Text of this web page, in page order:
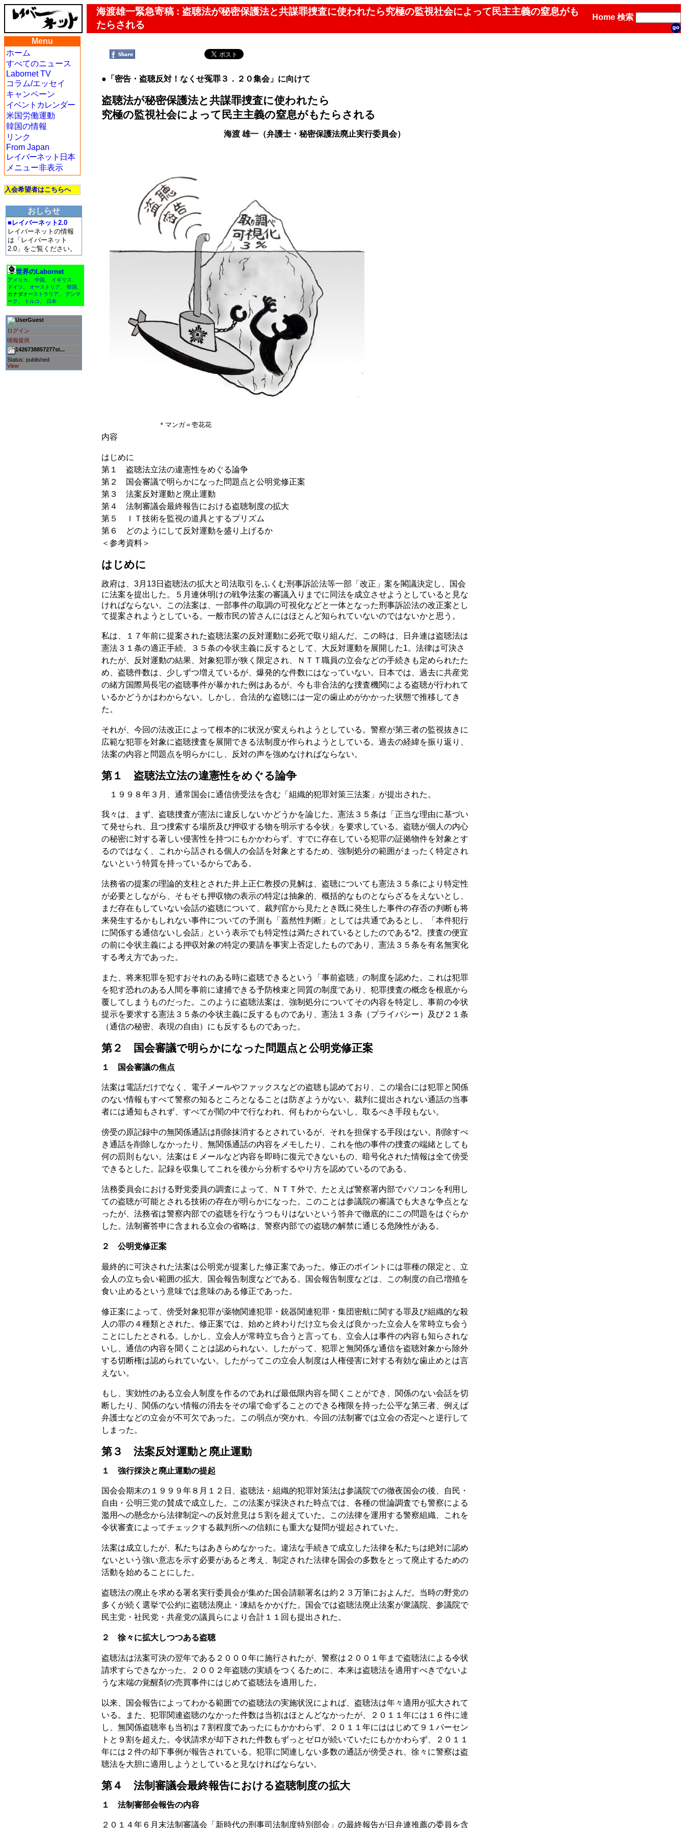
海渡雄一緊急寄稿 : 盗聴法が秘密保護法と共謀罪捜査に使われたら究極の監視社会によって民主主義の窒息がも
たらされる
Home 検索
Menu
ホーム
すべてのニュース
Labornet TV
コラム/エッセイ
キャンペーン
イベントカレンダー
米国労働運動
韓国の情報
リンク
From Japan
レイバーネット日本
メニュー非表示
入会希望者はこちらへ
おしらせ
■レイバーネット2.0
レイバーネットの情報
は「レイバーネット
2.0」をご覧ください。
世界のLabornet
アメリカ 中国 イギリス
ドイツ
オーストリア 韓国
カナダオーストラリア
デンマ
ーク
トルコ 日本
Guest
ログイン
情報提供
1426738857277st...
Status: published
View
●「密告・盗聴反対！なくせ冤罪３．２０集会」に向けて
盗聴法が秘密保護法と共謀罪捜査に使われたら
究極の監視社会によって民主主義の窒息がもたらされる
海渡 雄一（弁護士・秘密保護法廃止実行委員会）
＊マンガ＝壱花花
内容
はじめに
第１ 盗聴法立法の違憲性をめぐる論争
第２ 国会審議で明らかになった問題点と公明党修正案
第３ 法案反対運動と廃止運動
第４ 法制審議会最終報告における盗聴制度の拡大
第５ ＩＴ技術を監視の道具とするプリズム
第６ どのようにして反対運動を盛り上げるか
＜参考資料＞
はじめに
政府は、3月13日盗聴法の拡大と司法取引をふくむ刑事訴訟法等一部「改正」案を閣議決定し、国会
に法案を提出した。５月連休明けの戦争法案の審議入りまでに同法を成立させようとしていると見な
ければならない。この法案は、一部事件の取調の可視化などと一体となった刑事訴訟法の改正案とし
て提案されようとしている。一般市民の皆さんにはほとんど知られていないのではないかと思う。
私は、１７年前に提案された盗聴法案の反対運動に必死で取り組んだ。この時は、日弁連は盗聴法は
憲法３１条の適正手続、３５条の令状主義に反するとして、大反対運動を展開した1。法律は可決さ
れたが、反対運動の結果、対象犯罪が狭く限定され、ＮＴＴ職員の立会などの手続きも定められたた
め、盗聴件数は、少しずつ増えているが、爆発的な件数にはなっていない。日本では、過去に共産党
の緒方国際局長宅の盗聴事件が暴かれた例はあるが、今も非合法的な捜査機関による盗聴が行われて
いるかどうかはわからない。しかし、合法的な盗聴には一定の歯止めがかかった状態で推移してき
た。
それが、今回の法改正によって根本的に状況が変えられようとしている。警察が第三者の監視抜きに
広範な犯罪を対象に盗聴捜査を展開できる法制度が作られようとしている。過去の経緯を振り返り、
法案の内容と問題点を明らかにし、反対の声を強めなければならない。
第１ 盗聴法立法の違憲性をめぐる論争
１９９８年３月、通常国会に通信傍受法を含む「組織的犯罪対策三法案」が提出された。
我々は、まず、盗聴捜査が憲法に違反しないかどうかを論じた。憲法３５条は「正当な理由に基づい
て発せられ、且つ捜索する場所及び押収する物を明示する令状」を要求している。盗聴が個人の内心
の秘密に対する著しい侵害性を持つにもかかわらず、すでに存在している犯罪の証拠物件を対象とす
るのではなく、これから話される個人の会話を対象とするため、強制処分の範囲がまったく特定され
ないという特質を持っているからである。
法務省の提案の理論的支柱とされた井上正仁教授の見解は、盗聴についても憲法３５条により特定性
が必要としながら、そもそも押収物の表示の特定は抽象的、概括的なものとならざるをえないとし、
まだ存在もしていない会話の盗聴について、裁判官から見たとき既に発生した事件の存否の判断も将
来発生するかもしれない事件についての予測も「蓋然性判断」としては共通であるとし、「本件犯行
に関係する通信ないし会話」という表示でも特定性は満たされているとしたのである*2。捜査の便宜
の前に令状主義による押収対象の特定の要請を事実上否定したものであり、憲法３５条を有名無実化
する考え方であった。
また、将来犯罪を犯すおそれのある時に盗聴できるという「事前盗聴」の制度を認めた。これは犯罪
を犯す恐れのある人間を事前に逮捕できる予防検束と同質の制度であり、犯罪捜査の概念を根底から
覆してしまうものだった。このように盗聴法案は、強制処分についてその内容を特定し、事前の令状
提示を要求する憲法３５条の令状主義に反するものであり、憲法１３条（プライバシー）及び２１条
（通信の秘密、表現の自由）にも反するものであった。
第２ 国会審議で明らかになった問題点と公明党修正案
１ 国会審議の焦点
法案は電話だけでなく、電子メールやファックスなどの盗聴も認めており、この場合には犯罪と関係
のない情報もすべて警察の知るところとなることは防ぎようがない。裁判に提出されない通話の当事
者には通知もされず、すべてが闇の中で行なわれ、何もわからないし、取るべき手段もない。
傍受の原記録中の無関係通話は削除抹消するとされているが、それを担保する手段はない。削除すべ
き通話を削除しなかったり、無関係通話の内容をメモしたり、これを他の事件の捜査の端緒としても
何の罰則もない。法案はＥメールなど内容を即時に復元できないもの、暗号化された情報は全て傍受
できるとした。記録を収集してこれを後から分析するやり方を認めているのである。
法務委員会における野党委員の調査によって、ＮＴＴ外で、たとえば警察署内部でパソコンを利用し
ての盗聴が可能とされる技術の存在が明らかになった。このことは参議院の審議でも大きな争点とな
ったが、法務省は警察内部での盗聴を行なうつもりはないという答弁で徹底的にこの問題をはぐらか
した。法制審答申に含まれる立会の省略は、警察内部での盗聴の解禁に通じる危険性がある。
２ 公明党修正案
最終的に可決された法案は公明党が提案した修正案であった。修正のポイントには罪種の限定と、立
会人の立ち会い範囲の拡大、国会報告制度などである。国会報告制度などは、この制度の自己増殖を
食い止めるという意味では意味のある修正であった。
修正案によって、傍受対象犯罪が薬物関連犯罪・銃器関連犯罪・集団密航に関する罪及び組織的な殺
人の罪の４種類とされた。修正案では、始めと終わりだけ立ち会えば良かった立会人を常時立ち会う
ことにしたとされる。しかし、立会人が常時立ち合うと言っても、立会人は事件の内容も知らされな
いし、通信の内容を聞くことは認められない。したがって、犯罪と無関係な通信を盗聴対象から除外
する切断権は認められていない。したがってこの立会人制度は人権侵害に対する有効な歯止めとは言
えない。
もし、実効性のある立会人制度を作るのであれば最低限内容を聞くことができ、関係のない会話を切
断したり、関係のない情報の消去をその場で命ずることのできる権限を持った公平な第三者、例えば
弁護士などの立会が不可欠であった。この弱点が突かれ、今回の法制審では立会の否定へと逆行して
しまった。
第３ 法案反対運動と廃止運動
１ 強行採決と廃止運動の提起
国会会期末の１９９９年８月１２日、盗聴法・組織的犯罪対策法は参議院での徹夜国会の後、自民・
自由・公明三党の賛成で成立した。この法案が採決された時点では、各種の世論調査でも警察による
濫用への懸念から法律制定への反対意見は５割を超えていた。この法律を運用する警察組織、これを
令状審査によってチェックする裁判所への信頼にも重大な疑問が提起されていた。
法案は成立したが、私たちはあきらめなかった。違法な手続きで成立した法律を私たちは絶対に認め
ないという強い意志を示す必要があると考え、制定された法律を国会の多数をとって廃止するための
活動を始めることにした。
盗聴法の廃止を求める署名実行委員会が集めた国会請願署名は約２３万筆におよんだ。当時の野党の
多くが続く選挙で公約に盗聴法廃止・凍結をかかげた。国会では盗聴法廃止法案が衆議院、参議院で
民主党・社民党・共産党の議員らにより合計１１回も提出された。
２ 徐々に拡大しつつある盗聴
盗聴法は法案可決の翌年である２０００年に施行されたが、警察は２００１年まで盗聴法による令状
請求すらできなかった。２００２年盗聴の実績をつくるために、本来は盗聴法を適用すべきでないよ
うな末端の覚醒剤の売買事件にはじめて盗聴法を適用した。
以来、国会報告によってわかる範囲での盗聴法の実施状況によれば、盗聴法は年々適用が拡大されて
いる。また、犯罪関連盗聴のなかった件数は当初はほとんどなかったが、２０１１年には１６件に達
し、無関係盗聴率も当初は７割程度であったにもかかわらず、２０１１年にははじめて９１パーセン
トと９割を超えた。令状請求が却下された件数もずっとゼロが続いていたにもかかわらず、２０１１
年には２件の却下事例が報告されている。犯罪に関連しない多数の通話が傍受され、徐々に警察は盗
聴法を大胆に適用しようとしていると見なければならない。
第４ 法制審議会最終報告における盗聴制度の拡大
１ 法制審部会報告の内容
２０１４年６月末法制審議会「新時代の刑事司法制度特別部会」の最終報告が日弁連推薦の委員を含